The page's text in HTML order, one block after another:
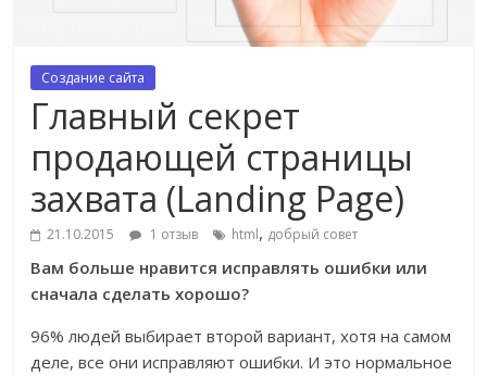
Создание сайта
Главный секрет
продающей страницы
захвата (Landing Page)
21.10.2015 1 отзыв html, добрый совет
Вам больше нравится исправлять ошибки или
сначала сделать хорошо?
96% людей выбирает второй вариант, хотя на самом
деле, все они исправляют ошибки. И это нормальное